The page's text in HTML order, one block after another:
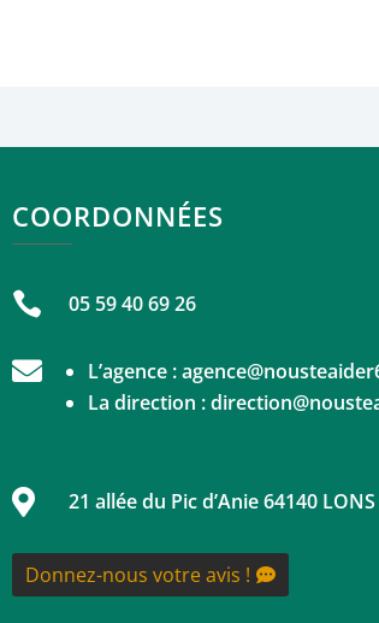
COORDONNÉES
 05 59 40 69 26
 L’agence :
La direction :
 21 allée du Pic d’Anie 64140 LONS
Donnez-nous votre avis !